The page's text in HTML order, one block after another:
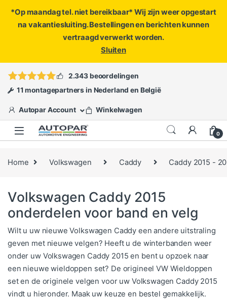
*Op maandag tel. niet bereikbaar* Wij zijn weer opgestart
na vakantiesluiting. Bestellingen en berichten kunnen
vertraagd verwerkt worden.
Sluiten
ofopen een ticket
2.343 beoordelingen
11 montagepartners in Nederland en België
Autopar Account Winkelwagen
0
Home Volkswagen Caddy Caddy 2015 -
Volkswagen Caddy 2015
onderdelen voor band en velg
Wilt u uw nieuwe Volkswagen Caddy een andere uitstraling
geven met nieuwe velgen? Heeft u de winterbanden weer
onder uw Volkswagen Caddy 2015 en bent u opzoek naar
een nieuwe wieldoppen set? De origineel VW Wieldoppen
set en de originele velgen voor uw Volkswagen Caddy 2015
vindt u hieronder. Maak uw keuze en bestel gemakkelijk.